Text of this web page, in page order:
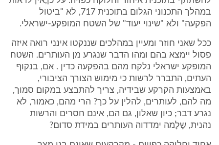
במהלך התכנוני הגלום בתוכנית 717, לא "ביטול
הפקעה" ולא "שינוי יעוד" של השטח המופקע-ישראלי.
ככל שאני חוזר ומעיין במהלכים שננקטו אינני רואה איזה
פסול יימצא בהם ומהו הדבר שנגרע מן העותרים. השטח
המופקע ישראלי נלקח מהם בהפקעה כדין . אם, בנקוף
העתים, התברר לרשות כי מימוש הצורך הציבורי,
באמצעות הקרקע שבידיה, צריך להתבצע במקום סמוך,
מה להם, לעותרים, להלין על כך? הרי מהם, כאמור, לא
נגרע דבר; כיון שאלון, גם הם, אינם חסרים והרשות
נהנית, שָלָמה ימדדוה העותרים במידת סדום?